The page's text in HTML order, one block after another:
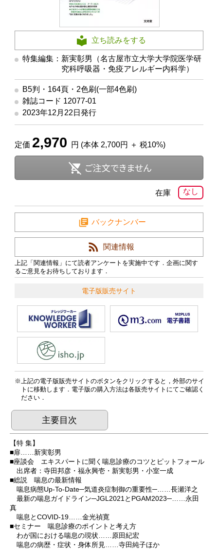
立ち読みをする
特集編集：新実彰男（名古屋市立大学大学院医学研
究科呼吸器・免疫アレルギー内科学）
B5判・164頁・2色刷(一部4色刷)
雑誌コード 12077-01
2023年12月22日発行
定価 2,970 円 (本体 2,700円 ＋ 税10%)
なし
在庫
バックナンバー
関連情報
上記「関連情報」にて読者アンケートを実施中です．企画に関す
るご意見をお待ちしております．
電子版販売サイト
上記の電子版販売サイトのボタンをクリックすると，外部のサイ
トに移動します．電子版の購入方法は各販売サイトにてご確認く
ださい．
主要目次
【特 集】
■扉……新実彰男
■座談会 エキスパートに聞く喘息診療のコツとピットフォール
出席者：寺田邦彦・福永興壱・新実彰男・小室一成
■総説 喘息の最新情報
喘息病態Up-To-Date─気道炎症制御の重要性─……長瀬洋之
最新の喘息ガイドライン─JGL2021とPGAM2023─……永田
真
喘息とCOVID-19……金光禎寛
■セミナー 喘息診療のポイントと考え方
わが国における喘息の現状……原田紀宏
喘息の病歴・症状・身体所見……寺田純子ほか